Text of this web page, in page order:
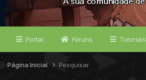
Portal Fóruns Tutoriais
Página Inicial Pesquisar